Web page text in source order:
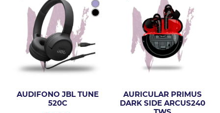
AUDIFONO JBL TUNE
520C
AURICULAR PRIMUS
DARK SIDE ARCUS240